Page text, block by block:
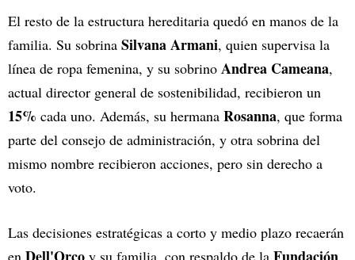
El resto de la estructura hereditaria quedó en manos de la
familia. Su sobrina Silvana Armani, quien supervisa la
línea de ropa femenina, y su sobrino Andrea Cameana,
actual director general de sostenibilidad, recibieron un
15% cada uno. Además, su hermana Rosanna, que forma
parte del consejo de administración, y otra sobrina del
mismo nombre recibieron acciones, pero sin derecho a
voto.
Las decisiones estratégicas a corto y medio plazo recaerán
en Dell'Orco y su familia, con respaldo de la Fundación